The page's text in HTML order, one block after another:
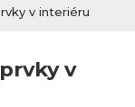
h
d
v interiéru
v